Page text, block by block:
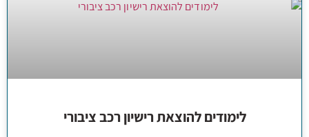
לימודים להוצאת רישיון רכב ציבורי